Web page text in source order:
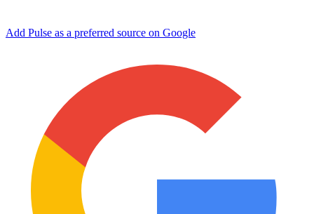
Add Pulse as a preferred source on Google